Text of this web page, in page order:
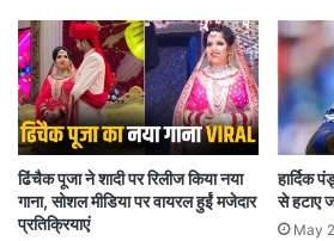
रेसिडेंशियल एरिया, फूड कोर्ट और
राज्य सरकार के हिस्से के तहत भूमि
तो निकडिक्ट बुनियादी ढांचे के
कराएगा.
88 हजार लोगों को रोजगार
ढिंचैक पूजा ने शादी पर रिलीज किया नया
गाना, सोशल मीडिया पर वायरल हुईं मजेदार
प्रतिक्रियाएं
हार्दिक
से हटाए
May